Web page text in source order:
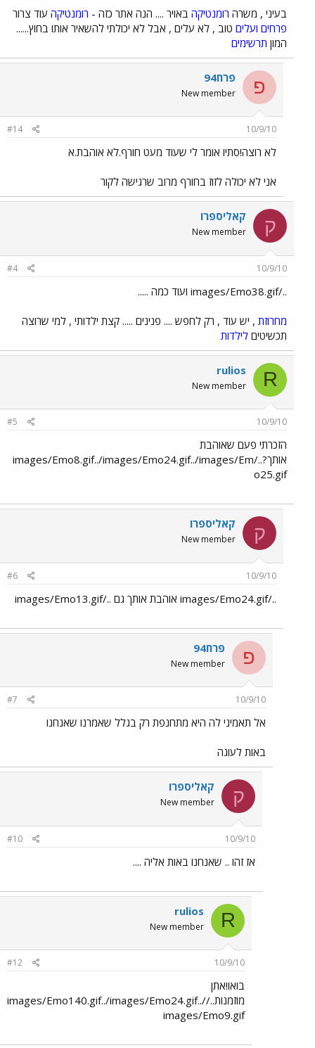
בעיני , משרה רומנטיקה באויר .... הנה אתר כזה - רומנטיקה עוד צרור
פרחים ועלים טוב , לא עלים , אבל לא יכולתי להשאיר אותו בחוץ......
המון תרשימים
פ פרח94
New member
10/9/10
#14
לא רוצה!סתיו אומר לי שעוד מעט חורף.לא אוהבת.א
אני לא יכולה לזוז בחורף מרוב שרגישה לקור
ק קאליספרו
New member
10/9/10
#4
../images/Emo38.gif ועוד כמה .....
מחרוזת , יש עוד , רק לחפש .... פנינים ..... קצת ילדותי , למי שרוצה
תכשיטים לילדות
R
rulios
New member
10/9/10
#5
הזכרתי פעם שאוהבת
אותך?../images/Emo8.gif../images/Emo24.gif../images/Em
o25.gif
ק קאליספרו
New member
10/9/10
#6
../images/Emo24.gif אוהבת אותך גם ../images/Emo13.gif
פ פרח94
New member
10/9/10
#7
אל תאמיני לה היא מתחנפת רק בגלל שאמרנו שאנחנו
באות לעוגה
ק קאליספרו
New member
10/9/10
#10
אז זהו .. שאנחנו באות אליה ....
R
rulios
New member
10/9/10
#12
בואו!אתן
מוזמנות../images/Emo140.gif../images/Emo24.gif../
images/Emo9.gif